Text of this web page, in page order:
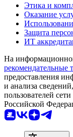
Этика и
Оказание
Защита
ИТ
На
рекомендательные
предоставления
и анализа
пользователей
Российской